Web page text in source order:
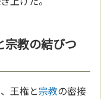
教の結びつ
王権と宗教の密接